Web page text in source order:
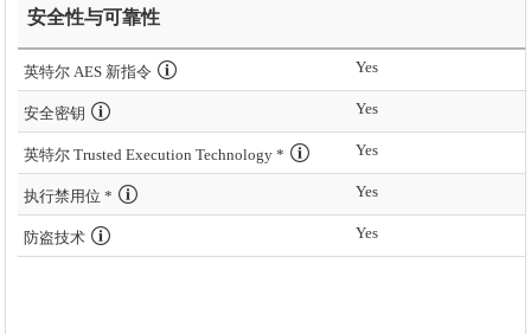
安全性与可靠性
英特尔 AES 新指令 Yes
安全密钥 Yes
英特尔 Trusted Execution Technology * Yes
执行禁用位 * Yes
防盗技术 Yes